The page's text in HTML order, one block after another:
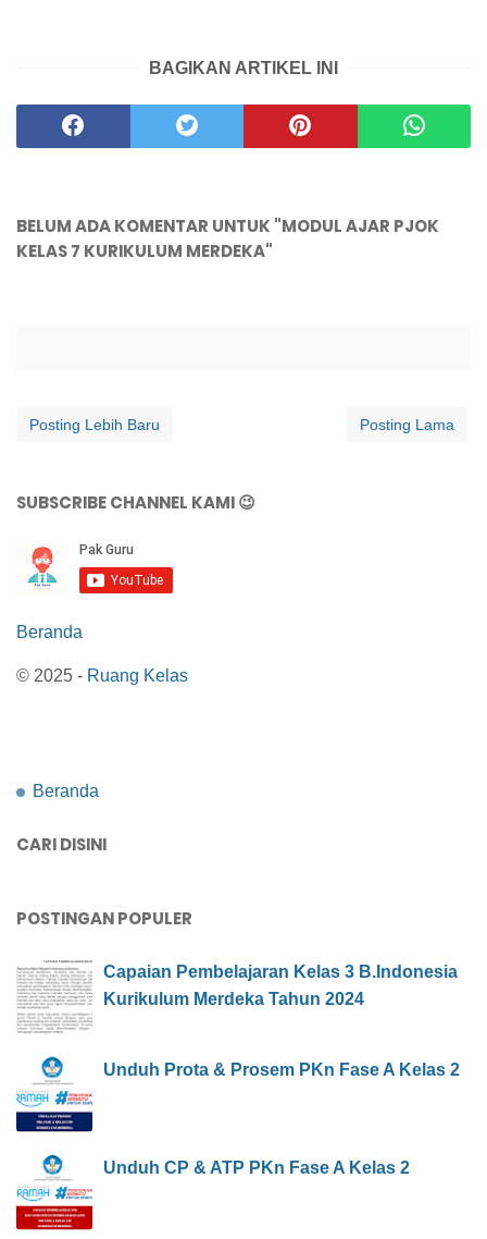
BAGIKAN ARTIKEL INI
BELUM ADA KOMENTAR UNTUK "MODUL AJAR PJOK
KELAS 7 KURIKULUM MERDEKA"
Posting Lebih Baru Posting Lama
SUBSCRIBE CHANNEL KAMI 😉
Beranda
© 2025 - Ruang Kelas
Beranda
CARI DISINI
POSTINGAN POPULER
Capaian Pembelajaran Kelas 3 B.Indonesia
Kurikulum Merdeka Tahun 2024
Unduh Prota & Prosem PKn Fase A Kelas 2
Unduh CP & ATP PKn Fase A Kelas 2